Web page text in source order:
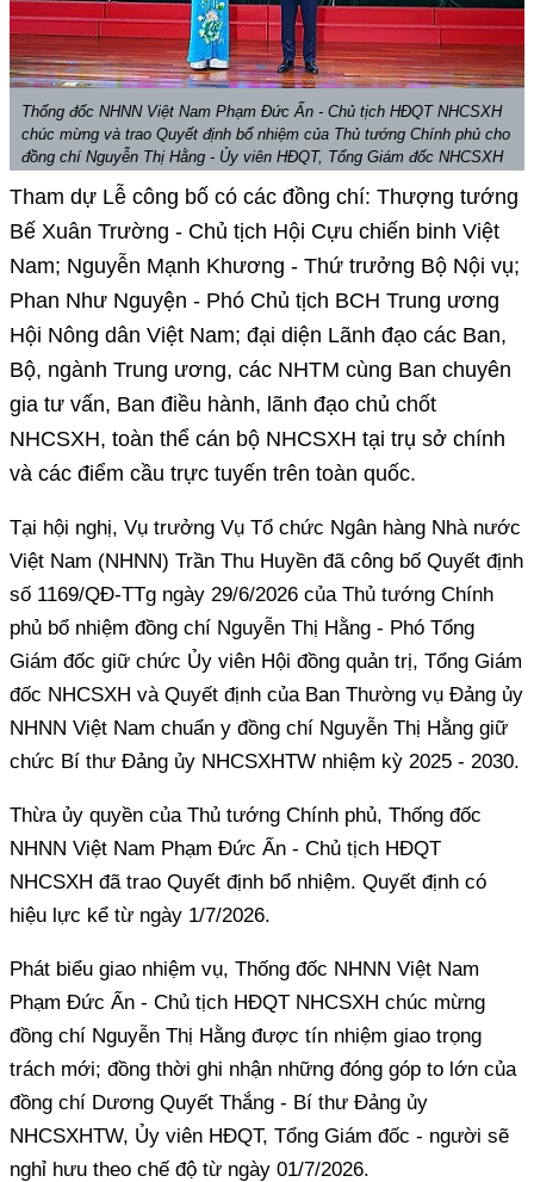
Thống đốc NHNN Việt Nam Phạm Đức Ấn - Chủ tịch HĐQT NHCSXH
chúc mừng và trao Quyết định bổ nhiệm của Thủ tướng Chính phủ cho
đồng chí Nguyễn Thị Hằng - Ủy viên HĐQT, Tổng Giám đốc NHCSXH
Tham dự Lễ công bố có các đồng chí: Thượng tướng
Bế Xuân Trường - Chủ tịch Hội Cựu chiến binh Việt
Nam; Nguyễn Mạnh Khương - Thứ trưởng Bộ Nội vụ;
Phan Như Nguyện - Phó Chủ tịch BCH Trung ương
Hội Nông dân Việt Nam; đại diện Lãnh đạo các Ban,
Bộ, ngành Trung ương, các NHTM cùng Ban chuyên
gia tư vấn, Ban điều hành, lãnh đạo chủ chốt
NHCSXH, toàn thể cán bộ NHCSXH tại trụ sở chính
và các điểm cầu trực tuyến trên toàn quốc.
Tại hội nghị, Vụ trưởng Vụ Tổ chức Ngân hàng Nhà nước
Việt Nam (NHNN) Trần Thu Huyền đã công bố Quyết định
số 1169/QĐ-TTg ngày 29/6/2026 của Thủ tướng Chính
phủ bổ nhiệm đồng chí Nguyễn Thị Hằng - Phó Tổng
Giám đốc giữ chức Ủy viên Hội đồng quản trị, Tổng Giám
đốc NHCSXH và Quyết định của Ban Thường vụ Đảng ủy
NHNN Việt Nam chuẩn y đồng chí Nguyễn Thị Hằng giữ
chức Bí thư Đảng ủy NHCSXHTW nhiệm kỳ 2025 - 2030.
Thừa ủy quyền của Thủ tướng Chính phủ, Thống đốc
NHNN Việt Nam Phạm Đức Ấn - Chủ tịch HĐQT
NHCSXH đã trao Quyết định bổ nhiệm. Quyết định có
hiệu lực kể từ ngày 1/7/2026.
Phát biểu giao nhiệm vụ, Thống đốc NHNN Việt Nam
Phạm Đức Ấn - Chủ tịch HĐQT NHCSXH chúc mừng
đồng chí Nguyễn Thị Hằng được tín nhiệm giao trọng
trách mới; đồng thời ghi nhận những đóng góp to lớn của
đồng chí Dương Quyết Thắng - Bí thư Đảng ủy
NHCSXHTW, Ủy viên HĐQT, Tổng Giám đốc - người sẽ
nghỉ hưu theo chế độ từ ngày 01/7/2026.